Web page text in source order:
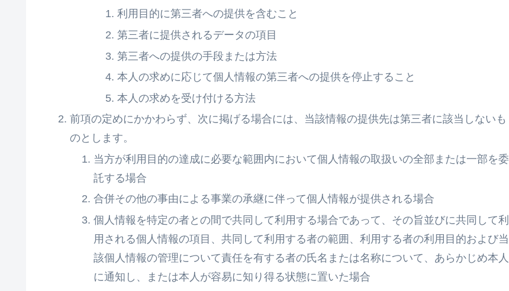
利用目的に第三者への提供を含むこと
第三者に提供されるデータの項目
第三者への提供の手段または方法
本人の求めに応じて個人情報の第三者への提供を停止すること
本人の求めを受け付ける方法
前項の定めにかかわらず、次に掲げる場合には、当該情報の提供先は第三者に該当しないも
のとします。
当方が利用目的の達成に必要な範囲内において個人情報の取扱いの全部または一部を委
託する場合
合併その他の事由による事業の承継に伴って個人情報が提供される場合
個人情報を特定の者との間で共同して利用する場合であって、その旨並びに共同して利
用される個人情報の項目、共同して利用する者の範囲、利用する者の利用目的および当
該個人情報の管理について責任を有する者の氏名または名称について、あらかじめ本人
に通知し、または本人が容易に知り得る状態に置いた場合